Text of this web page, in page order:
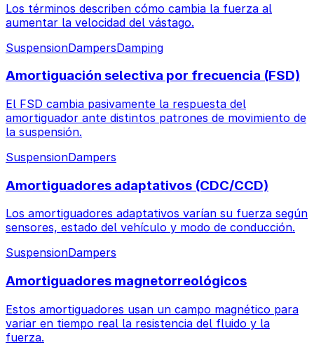
Los términos describen cómo cambia la fuerza al
aumentar la velocidad del vástago.
SuspensionDampersDamping
Amortiguación selectiva por frecuencia (FSD)
El FSD cambia pasivamente la respuesta del
amortiguador ante distintos patrones de movimiento de
la suspensión.
SuspensionDampers
Amortiguadores adaptativos (CDC/CCD)
Los amortiguadores adaptativos varían su fuerza según
sensores, estado del vehículo y modo de conducción.
SuspensionDampers
Amortiguadores magnetorreológicos
Estos amortiguadores usan un campo magnético para
variar en tiempo real la resistencia del fluido y la
fuerza.